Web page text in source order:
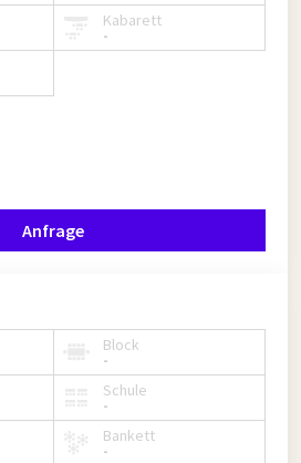
Kabarett
-
Anfrage
Block
-
Schule
-
Bankett
-